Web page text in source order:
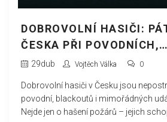
DOBROVOLNÍ HASIČI:
ČESKA PŘI POVODNÍCH,
BLACKOUTECH I VLNÁCH
29dub Vojtěch Válka 0
Dobrovolní hasiči v Česku jsou
povodní, blackoutů i mimořádných
Nejde jen o hašení požárů – jejich